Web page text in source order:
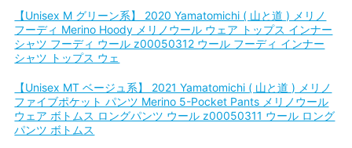
【Unisex M グリーン系】 2020 Yamatomichi ( 山と道 ) メリノ
フーディ Merino Hoody メリノウール ウェア トップス インナー
シャツ フーディ ウール z00050312 ウール フーディ インナー
シャツ トップス ウェ
【Unisex MT ベージュ系】 2021 Yamatomichi ( 山と道 ) メリノ
ファイブポケット パンツ Merino 5-Pocket Pants メリノウール
ウェア ボトムス ロングパンツ ウール z00050311 ウール ロング
パンツ ボトムス